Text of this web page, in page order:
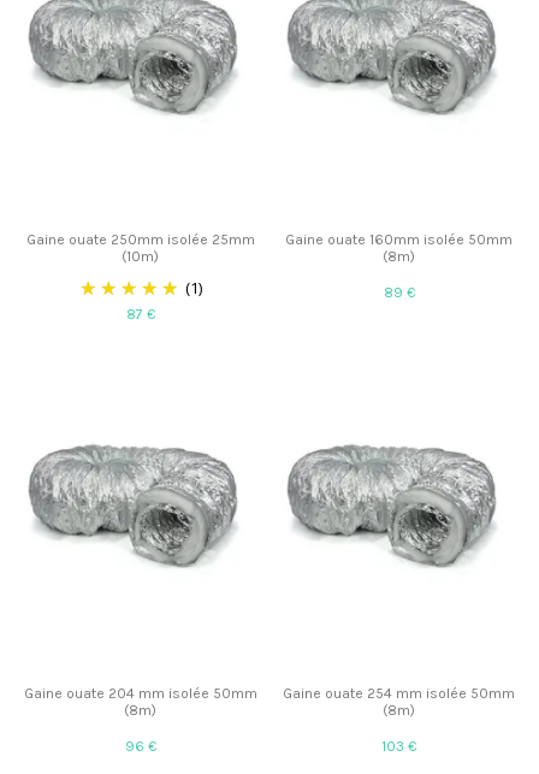
Gaine ouate 250mm isolée 25mm
(10m)
(1)
87 €
Gaine ouate 160mm isolée 50mm
(8m)
89 €
Gaine ouate 204 mm isolée 50mm
(8m)
96 €
Gaine ouate 254 mm isolée 50mm
(8m)
103 €